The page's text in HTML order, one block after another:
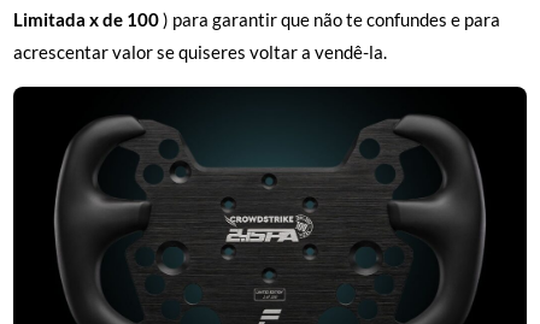
Limitada x de 100) para garantir que não te confundes e para
acrescentar valor se quiseres voltar a vendê-la.